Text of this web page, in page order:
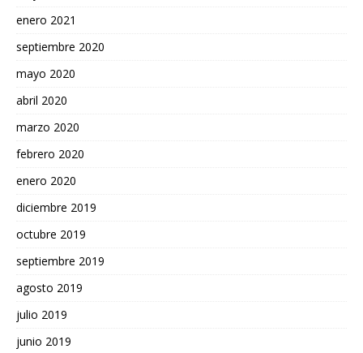
enero 2021
septiembre 2020
mayo 2020
abril 2020
marzo 2020
febrero 2020
enero 2020
diciembre 2019
octubre 2019
septiembre 2019
agosto 2019
julio 2019
junio 2019